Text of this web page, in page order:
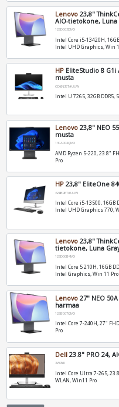
Lenovo 23,8"
AIO-tietokone, Luna
12SD003DMX
Intel Core i5-13420H,
Intel UHD Graphics, Win
HP EliteStudio 8
musta
CD6N3ET#UUW
Intel U 7265, 32GB DDR5,
Lenovo 23,8" NEO
musta
13FA004QMX
AMD Ryzen 5-220, 23.8"
Pro
HP 23,8" EliteOne
628B9ET#UUW
Intel Core i5-13500, 16GB
Intel UHD Graphics 770,
Lenovo 23,8"
tietokone, Luna
12SD00B4MX
Intel Core 5 210H, 16GB
Intel Graphics, Win 11 Pro
Lenovo 27" NEO
harmaa
12SB007QMX
Intel Core 7-240H, 27"
Pro
Dell 23.8" PRO 24,
3W9YK
Intel Core Ultra 7-265,
WLAN, Win11 Pro